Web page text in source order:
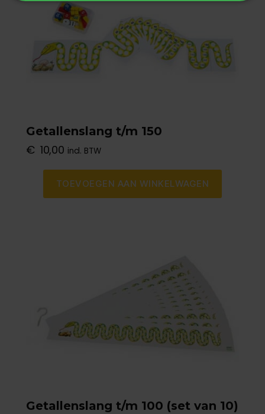
Getallenslang t/m 150
€ 10,00 incl. BTW
TOEVOEGEN AAN WINKELWAGEN
Getallenslang t/m 100 (set van 10)
🔒Geen zorgen, je gegevens zijn veilig.
Door te downloaden ga je akkoord met
proefpakket